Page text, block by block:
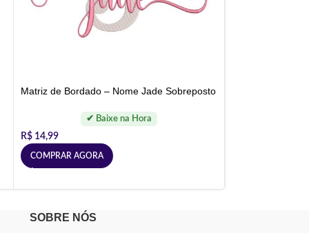
Matriz de Bordado – Nome Jade Sobreposto
R$ 14,99
COMPRAR AGORA
SOBRE NÓS